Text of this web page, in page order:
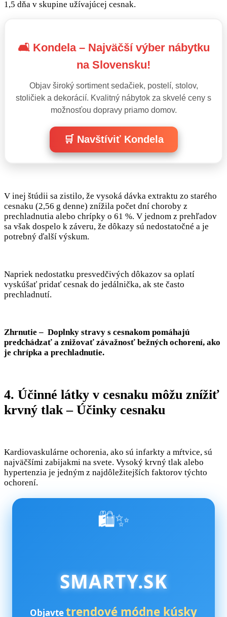
1,5 dňa v skupine užívajúcej cesnak.
🛋️ Kondela – Najväčší výber nábytku
na Slovensku!
Objav široký sortiment sedačiek, postelí, stolov,
stoličiek a dekorácií. Kvalitný nábytok za skvelé ceny s
možnosťou dopravy priamo domov.
🛒 Navštíviť Kondela
V inej štúdii sa zistilo, že vysoká dávka extraktu zo starého
cesnaku (2,56 g denne) znížila počet dní choroby z
prechladnutia alebo chrípky o 61 %. V jednom z prehľadov
sa však dospelo k záveru, že dôkazy sú nedostatočné a je
potrebný ďalší výskum.
Napriek nedostatku presvedčivých dôkazov sa oplatí
vyskúšať pridať cesnak do jedálnička, ak ste často
prechladnutí.
Zhrnutie – Doplnky stravy s cesnakom pomáhajú
predchádzať a znižovať závažnosť bežných ochorení, ako
je chrípka a prechladnutie.
4. Účinné látky v cesnaku môžu znížiť
krvný tlak – Účinky cesnaku
Kardiovaskulárne ochorenia, ako sú infarkty a mŕtvice, sú
najväčšími zabijakmi na svete. Vysoký krvný tlak alebo
hypertenzia je jedným z najdôležitejších faktorov týchto
ochorení.
🛍️✨
SMARTY.SK
Objavtetrendové módne kúsky